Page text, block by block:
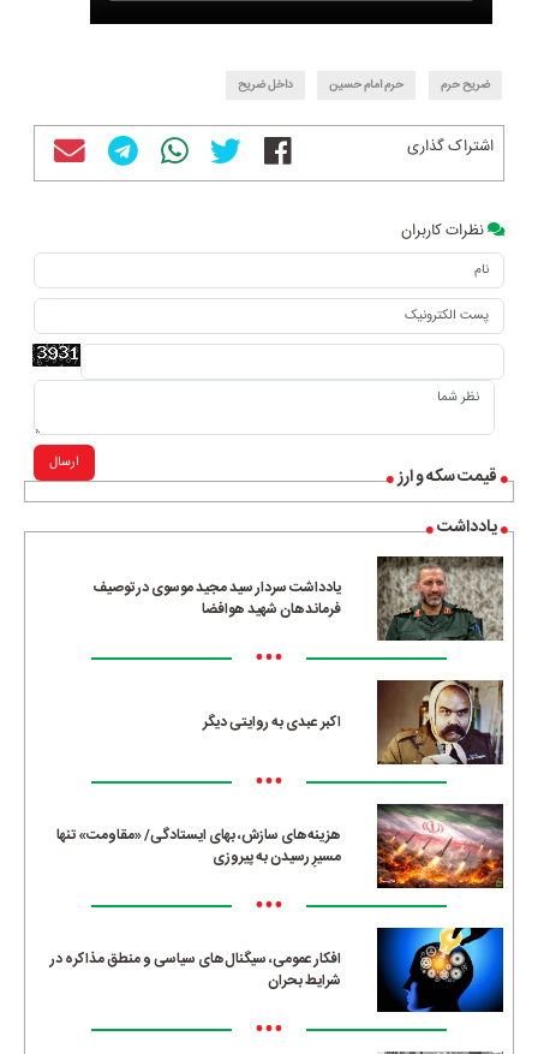
قیمت سکه و ارز
یادداشت
یادداشت سردار سید مجید موسوی در توصیف
فرماندهان شهید هوافضا
•••
اکبر عبدی به روایتی دیگر
•••
هزینه‌های سازش، بهای ایستادگی/ «مقاومت» تنها
مسیرِ رسیدن به پیروزی
•••
افکار عمومی، سیگنال‌های سیاسی و منطق مذاکره در
شرایط بحران
•••
ضریح حرم حرم امام حسین داخل ضریح
اشتراک گذاری
نظرات کاربران
ارسال